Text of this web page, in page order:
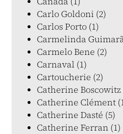
Carlo Goldoni (2)
Carlos Porto (1)
Carmelinda
Carmelo Bene (2)
Carnaval (1)
Cartoucherie (2)
Catherine Boscowitz
Catherine Clément
Catherine Dasté (5)
Catherine Ferran (1)